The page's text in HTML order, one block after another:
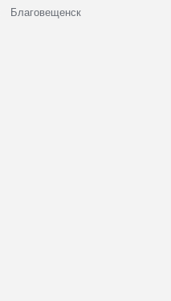
Благовещенск